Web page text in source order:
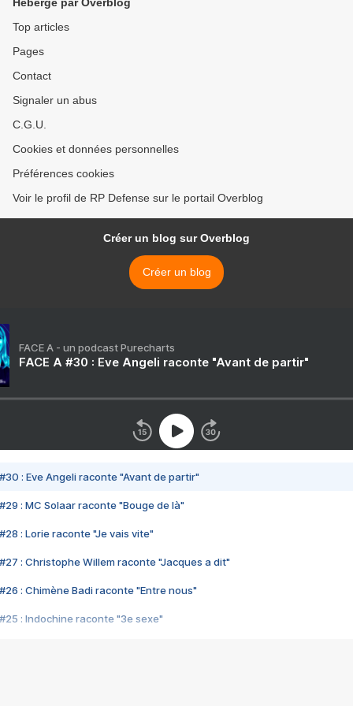
Top articles
Pages
Contact
Signaler un abus
C.G.U.
Cookies et données personnelles
Préférences cookies
Voir le profil de RP Defense sur le portail Overblog
Créer un blog sur Overblog
Créer un blog
FACE A - un podcast Purecharts
FACE A #30 : Eve Angeli raconte "Avant de partir"
#30 : Eve Angeli raconte "Avant de partir"
#29 : MC Solaar raconte "Bouge de là"
#28 : Lorie raconte "Je vais vite"
#27 : Christophe Willem raconte "Jacques a dit"
#26 : Chimène Badi raconte "Entre nous"
#25 : Indochine raconte "3e sexe"